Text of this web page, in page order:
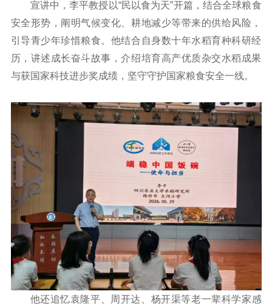
宣讲中，李平教授以“民以食为天”开篇，结合全球粮食
安全形势，阐明气候变化、耕地减少等带来的供给风险，
引导青少年珍惜粮食。他结合自身数十年水稻育种科研经
历，讲述成长奋斗故事，介绍培育高产优质杂交水稻成果
与获国家科技进步奖成绩，坚守守护国家粮食安全一线。
他还追忆袁隆平、周开达、杨开渠等老一辈科学家感